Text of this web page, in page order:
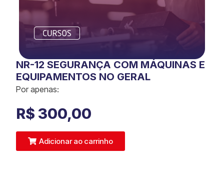
NR-12 SEGURANÇA COM MÁQUINAS E
EQUIPAMENTOS NO GERAL
Por apenas:
R$ 300,00
Adicionar ao carrinho